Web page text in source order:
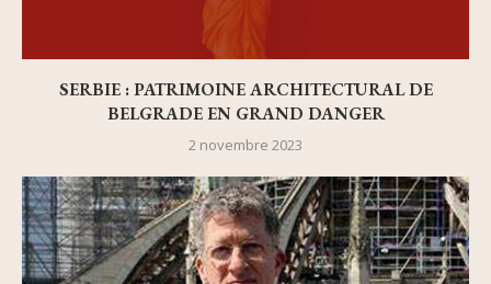
SERBIE : PATRIMOINE ARCHITECTURAL DE
BELGRADE EN GRAND DANGER
2 novembre 2023